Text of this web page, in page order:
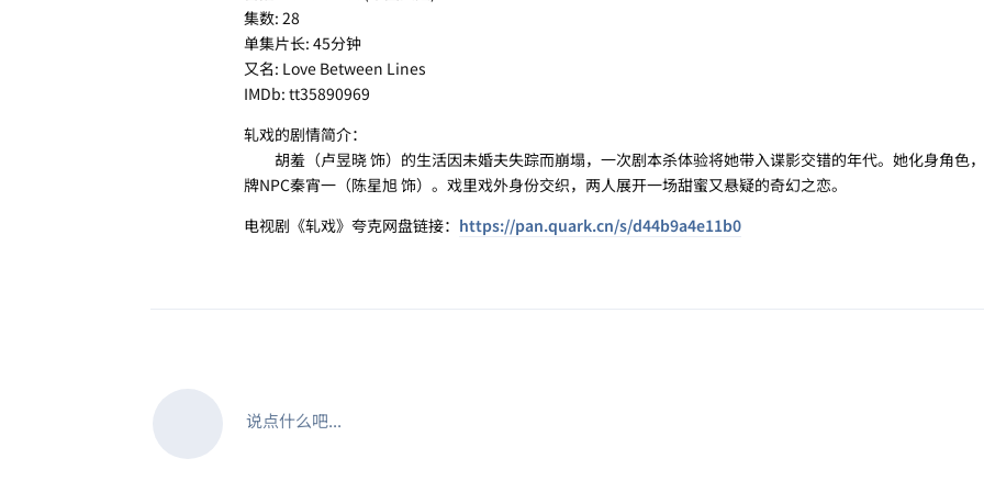
集数: 28
单集片长: 45分钟
又名: Love Between Lines
IMDb: tt35890969
轧戏的剧情简介：
胡羞（卢昱晓 饰）的生活因未婚夫失踪而崩塌，一次剧本杀体验将她带入谍影交错的年代。她化身角色
牌NPC秦宵一（陈星旭 饰）。戏里戏外身份交织，两人展开一场甜蜜又悬疑的奇幻之恋。
电视剧《轧戏》夸克网盘链接： https://pan.quark.cn/s/d44b9a4e11b0
说点什么吧...